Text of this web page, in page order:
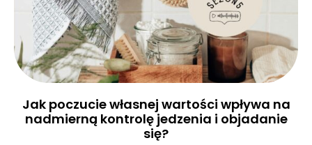
Jak poczucie własnej wartości wpływa na
nadmierną kontrolę jedzenia i objadanie
się?